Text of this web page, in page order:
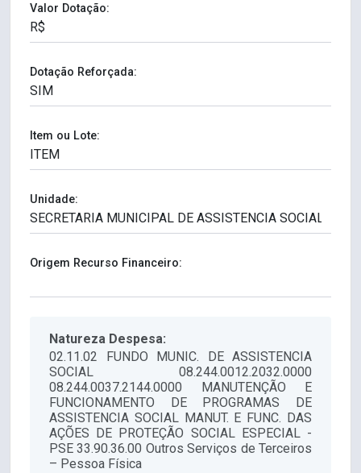
Valor Dotação:
Dotação Reforçada:
Item ou Lote:
Unidade:
Origem Recurso Financeiro:
Natureza Despesa:
02.11.02 FUNDO MUNIC. DE ASSISTENCIA
SOCIAL 08.244.0012.2032.0000
08.244.0037.2144.0000 MANUTENÇÃO E
FUNCIONAMENTO DE PROGRAMAS DE
ASSISTENCIA SOCIAL MANUT. E FUNC. DAS
AÇÕES DE PROTEÇÃO SOCIAL ESPECIAL -
PSE 33.90.36.00 Outros Serviços de Terceiros
– Pessoa Física